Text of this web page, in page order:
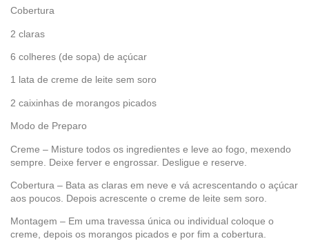
Cobertura
2 claras
6 colheres (de sopa) de açúcar
1 lata de creme de leite sem soro
2 caixinhas de morangos picados
Modo de Preparo
Creme – Misture todos os ingredientes e leve ao fogo, mexendo
sempre. Deixe ferver e engrossar. Desligue e reserve.
Cobertura – Bata as claras em neve e vá acrescentando o açúcar
aos poucos. Depois acrescente o creme de leite sem soro.
Montagem – Em uma travessa única ou individual coloque o
creme, depois os morangos picados e por fim a cobertura.